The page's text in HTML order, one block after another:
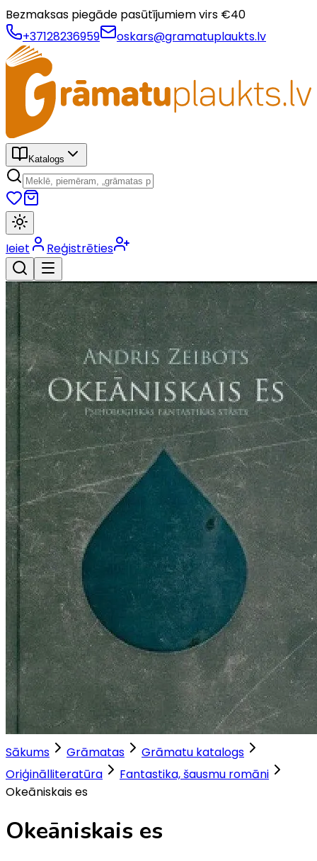
Bezmaksas piegāde pasūtījumiem virs €40
+37128236959
oskars@gramatuplaukts.lv
Katalogs
Ieiet Reģistrēties
Sākums Grāmatas
Grāmatu katalogs
Oriģinālliteratūra
Fantastika, šausmu romāni
Okeāniskais es
Okeāniskais es